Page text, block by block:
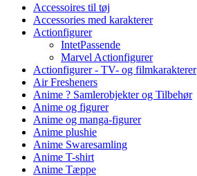
Accessoires til tøj
Accessories med karakterer
Actionfigurer
IntetPassende
Marvel Actionfigurer
Actionfigurer - TV- og filmkarakterer
Air Fresheners
Anime ? Samlerobjekter og Tilbehør
Anime og figurer
Anime og manga-figurer
Anime plushie
Anime Swaresamling
Anime T-shirt
Anime Tæppe